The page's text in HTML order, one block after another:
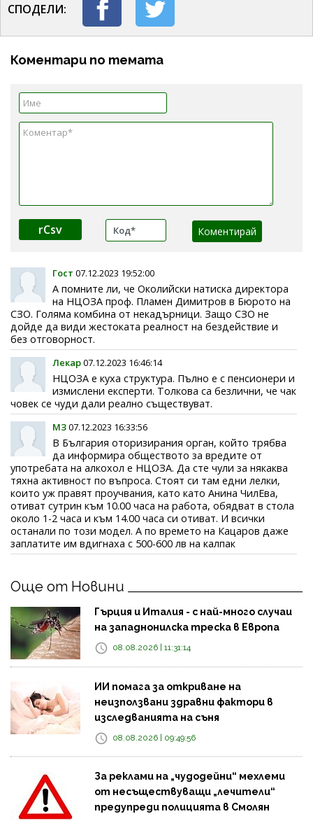
СПОДЕЛИ:
Коментари по темата
rCsv
Гост 07.12.2023 19:52:00
А помните ли, че Околийски натиска директора
на НЦОЗА проф. Пламен Димитров в Бюрото на
СЗО. Голяма комбина от некадърници. Защо СЗО не
дойде да види жестоката реалност на бездействие и
без отговорност.
Лекар07.12.2023 16:46:14
НЦОЗА е куха структура. Пълно е с пенсионери и
измислени експерти. Толкова са безлични, че чак
човек се чуди дали реално съществуват.
МЗ07.12.2023 16:33:56
В България оторизирания орган, който трябва
да информира обществото за вредите от
употребата на алкохол е НЦОЗА. Да сте чули за някаква
тяхна активност по въпроса. Стоят си там едни лелки,
които уж правят проучвания, като като Анина ЧилЕва,
отиват сутрин към 10.00 часа на работа, обядват в стола
около 1-2 часа и към 14.00 часа си отиват. И всички
останали по този модел. А по времето на Кацаров даже
заплатите им вдигнаха с 500-600 лв на калпак
Още от Новини
Гърция и Италия - с най-много случаи
на западнонилска треска в Европа
08.08.2026 | 11:31:14
ИИ помага за откриване на
неизползвани здравни фактори в
изследванията на съня
08.08.2026 | 09:49:56
За реклами на „чудодейни“ мехлеми
от несъществуващи „лечители“
предупреди полицията в Смолян